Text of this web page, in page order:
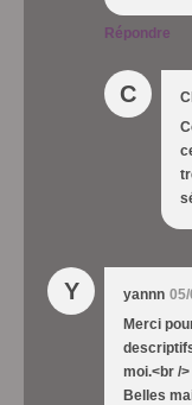
Répondre
C
Y yannn
Merci
moi.<br /
Belles